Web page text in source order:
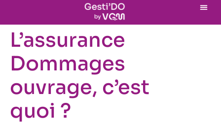
L’assurance
Dommages
ouvrage, c’est
quoi ?